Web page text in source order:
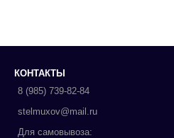
КОНТАКТЫ
8 (985) 739-82-84
stelmuxov@mail.ru
Для самовывоза: